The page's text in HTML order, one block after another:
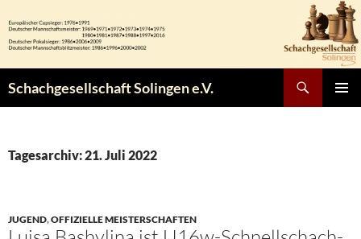
Inhalt
springen
Schachgesellschaft Solingen e.V.
Tagesarchiv: 21. Juli 2022
JUGEND,OFFIZIELLE MEISTERSCHAFTEN